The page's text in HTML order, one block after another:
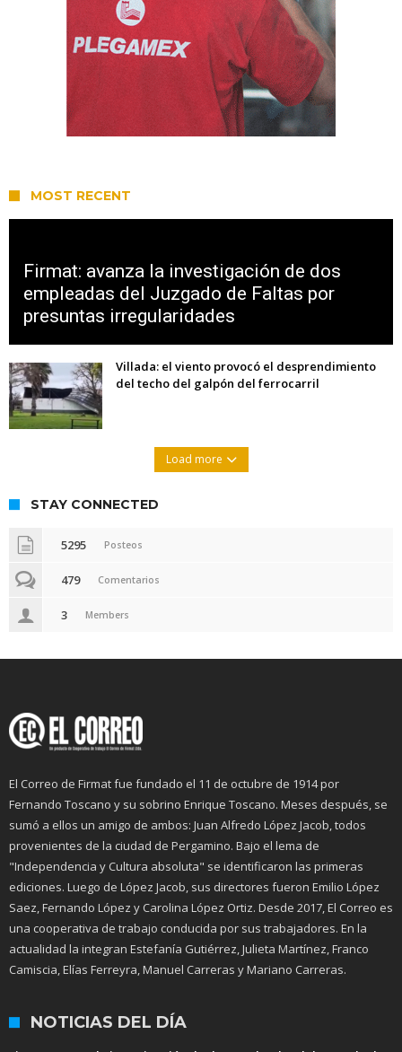
MOST RECENT
Firmat: avanza la investigación de dos
empleadas del Juzgado de Faltas por
presuntas irregularidades
Villada: el viento provocó el desprendimiento
del techo del galpón del ferrocarril
Load more
STAY CONNECTED
5295 Posteos
479 Comentarios
3 Members
El Correo de Firmat fue fundado el 11 de octubre de 1914 por
Fernando Toscano y su sobrino Enrique Toscano. Meses después, se
sumó a ellos un amigo de ambos: Juan Alfredo López Jacob, todos
provenientes de la ciudad de Pergamino. Bajo el lema de
"Independencia y Cultura absoluta" se identificaron las primeras
ediciones. Luego de López Jacob, sus directores fueron Emilio López
Saez, Fernando López y Carolina López Ortiz. Desde 2017, El Correo es
una cooperativa de trabajo conducida por sus trabajadores. En la
actualidad la integran Estefanía Gutiérrez, Julieta Martínez, Franco
Camiscia, Elías Ferreyra, Manuel Carreras y Mariano Carreras.
NOTICIAS DEL DÍA